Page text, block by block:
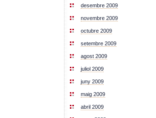
desembre 2009
novembre 2009
octubre 2009
setembre 2009
agost 2009
juliol 2009
juny 2009
maig 2009
abril 2009